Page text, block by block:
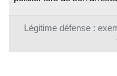
Légitime défense :